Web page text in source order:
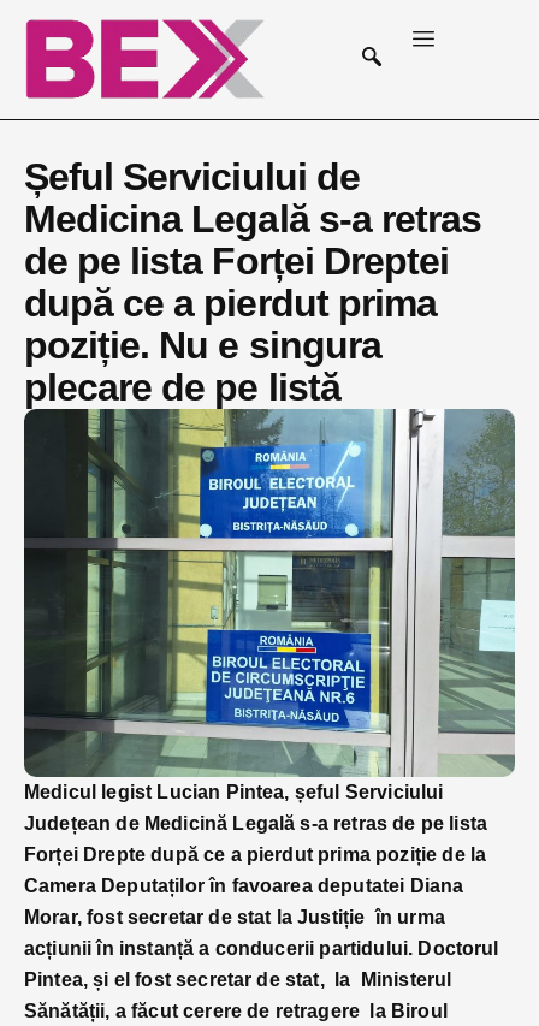
Șeful Serviciului de
Medicina Legală s-a retras
de pe lista Forței Dreptei
după ce a pierdut prima
poziție. Nu e singura
plecare de pe listă
Medicul legist Lucian Pintea, șeful Serviciului
Județean de Medicină Legală s-a retras de pe lista
Forței Drepte după ce a pierdut prima poziție de la
Camera Deputaților în favoarea deputatei Diana
Morar, fost secretar de stat la Justiție în urma
acțiunii în instanță a conducerii partidului. Doctorul
Pintea, și el fost secretar de stat, la Ministerul
Sănătății, a făcut cerere de retragere la Biroul